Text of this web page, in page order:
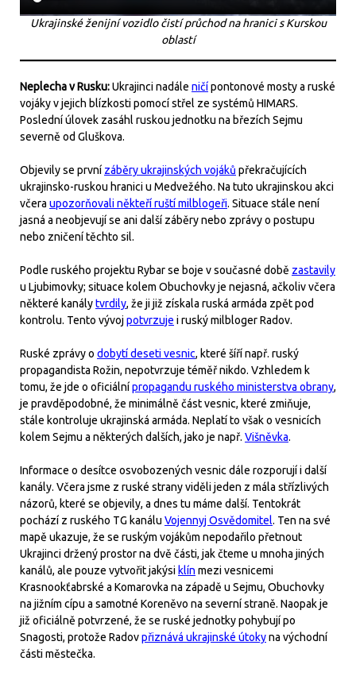
Ukrajinské ženijní vozidlo čistí průchod na hranici s Kurskou
oblastí
Neplecha v Rusku:Ukrajinci nadále ničípontonové mosty a ruské
vojáky v jejich blízkosti pomocí střel ze systémů HIMARS.
Poslední úlovek zasáhl ruskou jednotku na březích Sejmu
severně od Gluškova.
Objevily se první záběry ukrajinských vojáků překračujících
ukrajinsko-ruskou hranici u Medvežého. Na tuto ukrajinskou akci
včera upozorňovali někteří ruští milblogeři. Situace stále není
jasná a neobjevují se ani další záběry nebo zprávy o postupu
nebo zničení těchto sil.
Podle ruského projektu Rybar se boje v současné době zastavily
u Ljubimovky; situace kolem Obuchovky je nejasná, ačkoliv včera
některé kanálytvrdily, že ji již získala ruská armáda zpět pod
kontrolu. Tento vývojpotvrzuje i ruský milbloger Radov.
Ruské zprávy o dobytí deseti vesnic, které šíří např. ruský
propagandista Rožin, nepotvrzuje téměř nikdo. Vzhledem k
tomu, že jde o oficiálnípropagandu ruského ministerstva obrany,
je pravděpodobné, že minimálně část vesnic, které zmiňuje,
stále kontroluje ukrajinská armáda. Neplatí to však o vesnicích
kolem Sejmu a některých dalších, jako je např. Višněvka.
Informace o desítce osvobozených vesnic dále rozporují i další
kanály. Včera jsme z ruské strany viděli jeden z mála střízlivých
názorů, které se objevily, a dnes tu máme další. Tentokrát
pochází z ruského TG kanálu Vojennyj Osvědomitel. Ten na své
mapě ukazuje, že se ruským vojákům nepodařilo přetnout
Ukrajinci držený prostor na dvě části, jak čteme u mnoha jiných
kanálů, ale pouze vytvořit jakýsi klín mezi vesnicemi
Krasnookťabrské a Komarovka na západě u Sejmu, Obuchovky
na jižním cípu a samotné Koreněvo na severní straně. Naopak je
již oficiálně potvrzené, že se ruské jednotky pohybují po
Snagosti, protože Radovpřiznává ukrajinské útokyna východní
části městečka.